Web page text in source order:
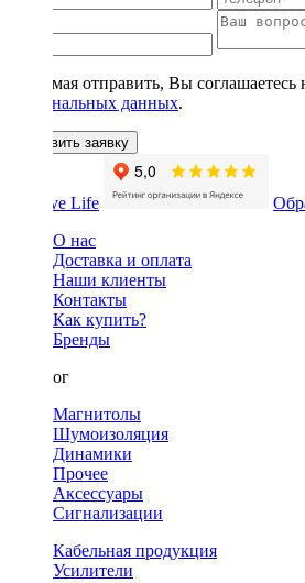
Нажимая отправить, Вы соглашаетесь
персональных данных.
Оставить заявку
О нас
Доставка и оплата
Наши клиенты
Контакты
Как купить?
Бренды
Каталог
Магнитолы
Шумоизоляция
Динамики
Прочее
Аксессуары
Сигнализации
Кабельная продукция
Усилители